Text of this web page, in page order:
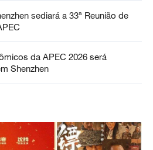
sediará a 33ª Reunião de
da APEC 2026 será
Shenzhen